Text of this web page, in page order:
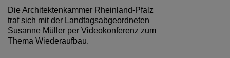
Die Architektenkammer Rheinland-Pfalz
traf sich mit der Landtagsabgeordneten
Susanne Müller per Videokonferenz zum
Thema Wiederaufbau.